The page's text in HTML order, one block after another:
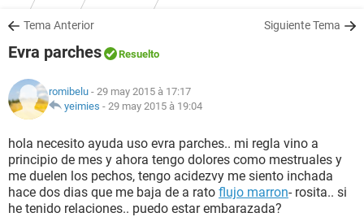
SALUD
FAMILIA
NUTRICIÓN
BIENESTAR
SEXUALIDAD
Tema Anterior Siguiente Tema
Evra parches Resuelto
romibelu - 29 may 2015 à 17:17
yeimies - 29 may 2015 à 19:04
hola necesito ayuda uso evra parches.. mi regla vino a
principio de mes y ahora tengo dolores como mestruales y
me duelen los pechos, tengo acidezvy me siento inchada
hace dos dias que me baja de a rato flujo marron- rosita.. si
he tenido relaciones.. puedo estar embarazada?